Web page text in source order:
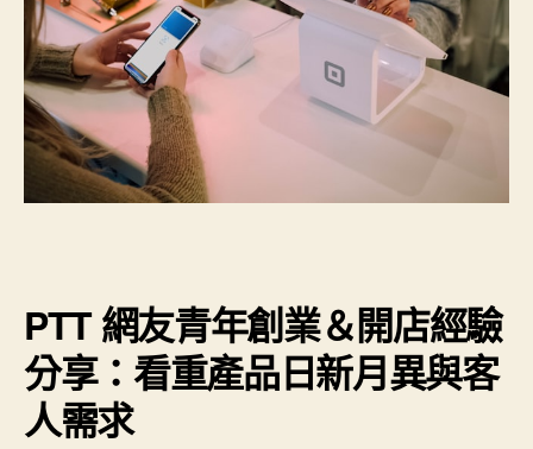
PTT 網友青年創業＆開店經驗
分享：看重產品日新月異與客
人需求